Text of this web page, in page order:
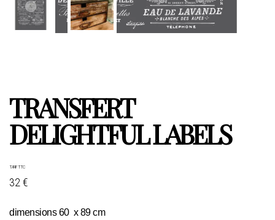
TRANSFERT
DELIGHTFUL LABELS
TARIF TTC
32 €
dimensions 60 x 89 cm